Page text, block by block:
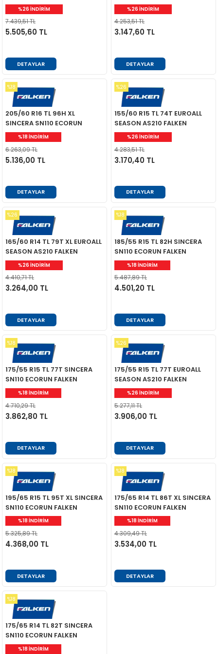
FALKEN%26 İNDİRİM
7.439,51 TL
5.505,60 TL
DETAYLAR
%26 İNDİRİM
4.253,51 TL
3.147,60 TL
DETAYLAR
%18
205/60 R16 TL 96H XL
SINCERA SN110 ECORUN
FALKEN%18 İNDİRİM
6.263,09 TL
5.136,00 TL
DETAYLAR
%26
155/60 R15 TL 74T EUROALL
SEASON AS210 FALKEN
%26 İNDİRİM
4.283,51 TL
3.170,40 TL
DETAYLAR
%26
165/60 R14 TL 79T XL EUROALL
SEASON AS210 FALKEN
%26 İNDİRİM
4.410,71 TL
3.264,00 TL
DETAYLAR
%18
185/55 R15 TL 82H SINCERA
SN110 ECORUN FALKEN
%18 İNDİRİM
5.487,89 TL
4.501,20 TL
DETAYLAR
%18
175/55 R15 TL 77T SINCERA
SN110 ECORUN FALKEN
%18 İNDİRİM
4.710,29 TL
3.862,80 TL
DETAYLAR
%26
175/55 R15 TL 77T EUROALL
SEASON AS210 FALKEN
%26 İNDİRİM
5.277,11 TL
3.906,00 TL
DETAYLAR
%18
195/65 R15 TL 95T XL SINCERA
SN110 ECORUN FALKEN
%18 İNDİRİM
5.325,89 TL
4.368,00 TL
DETAYLAR
%18
175/65 R14 TL 86T XL SINCERA
SN110 ECORUN FALKEN
%18 İNDİRİM
4.309,49 TL
3.534,00 TL
DETAYLAR
%18
175/65 R14 TL 82T SINCERA
SN110 ECORUN FALKEN
%18 İNDİRİM